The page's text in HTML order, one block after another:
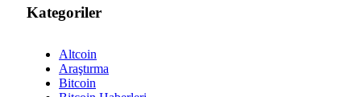
Kategoriler
Altcoin
Araştırma
Bitcoin